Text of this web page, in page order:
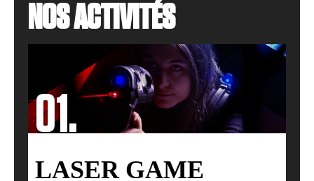
NOS ACTIVITÉS
01.
LASER GAME